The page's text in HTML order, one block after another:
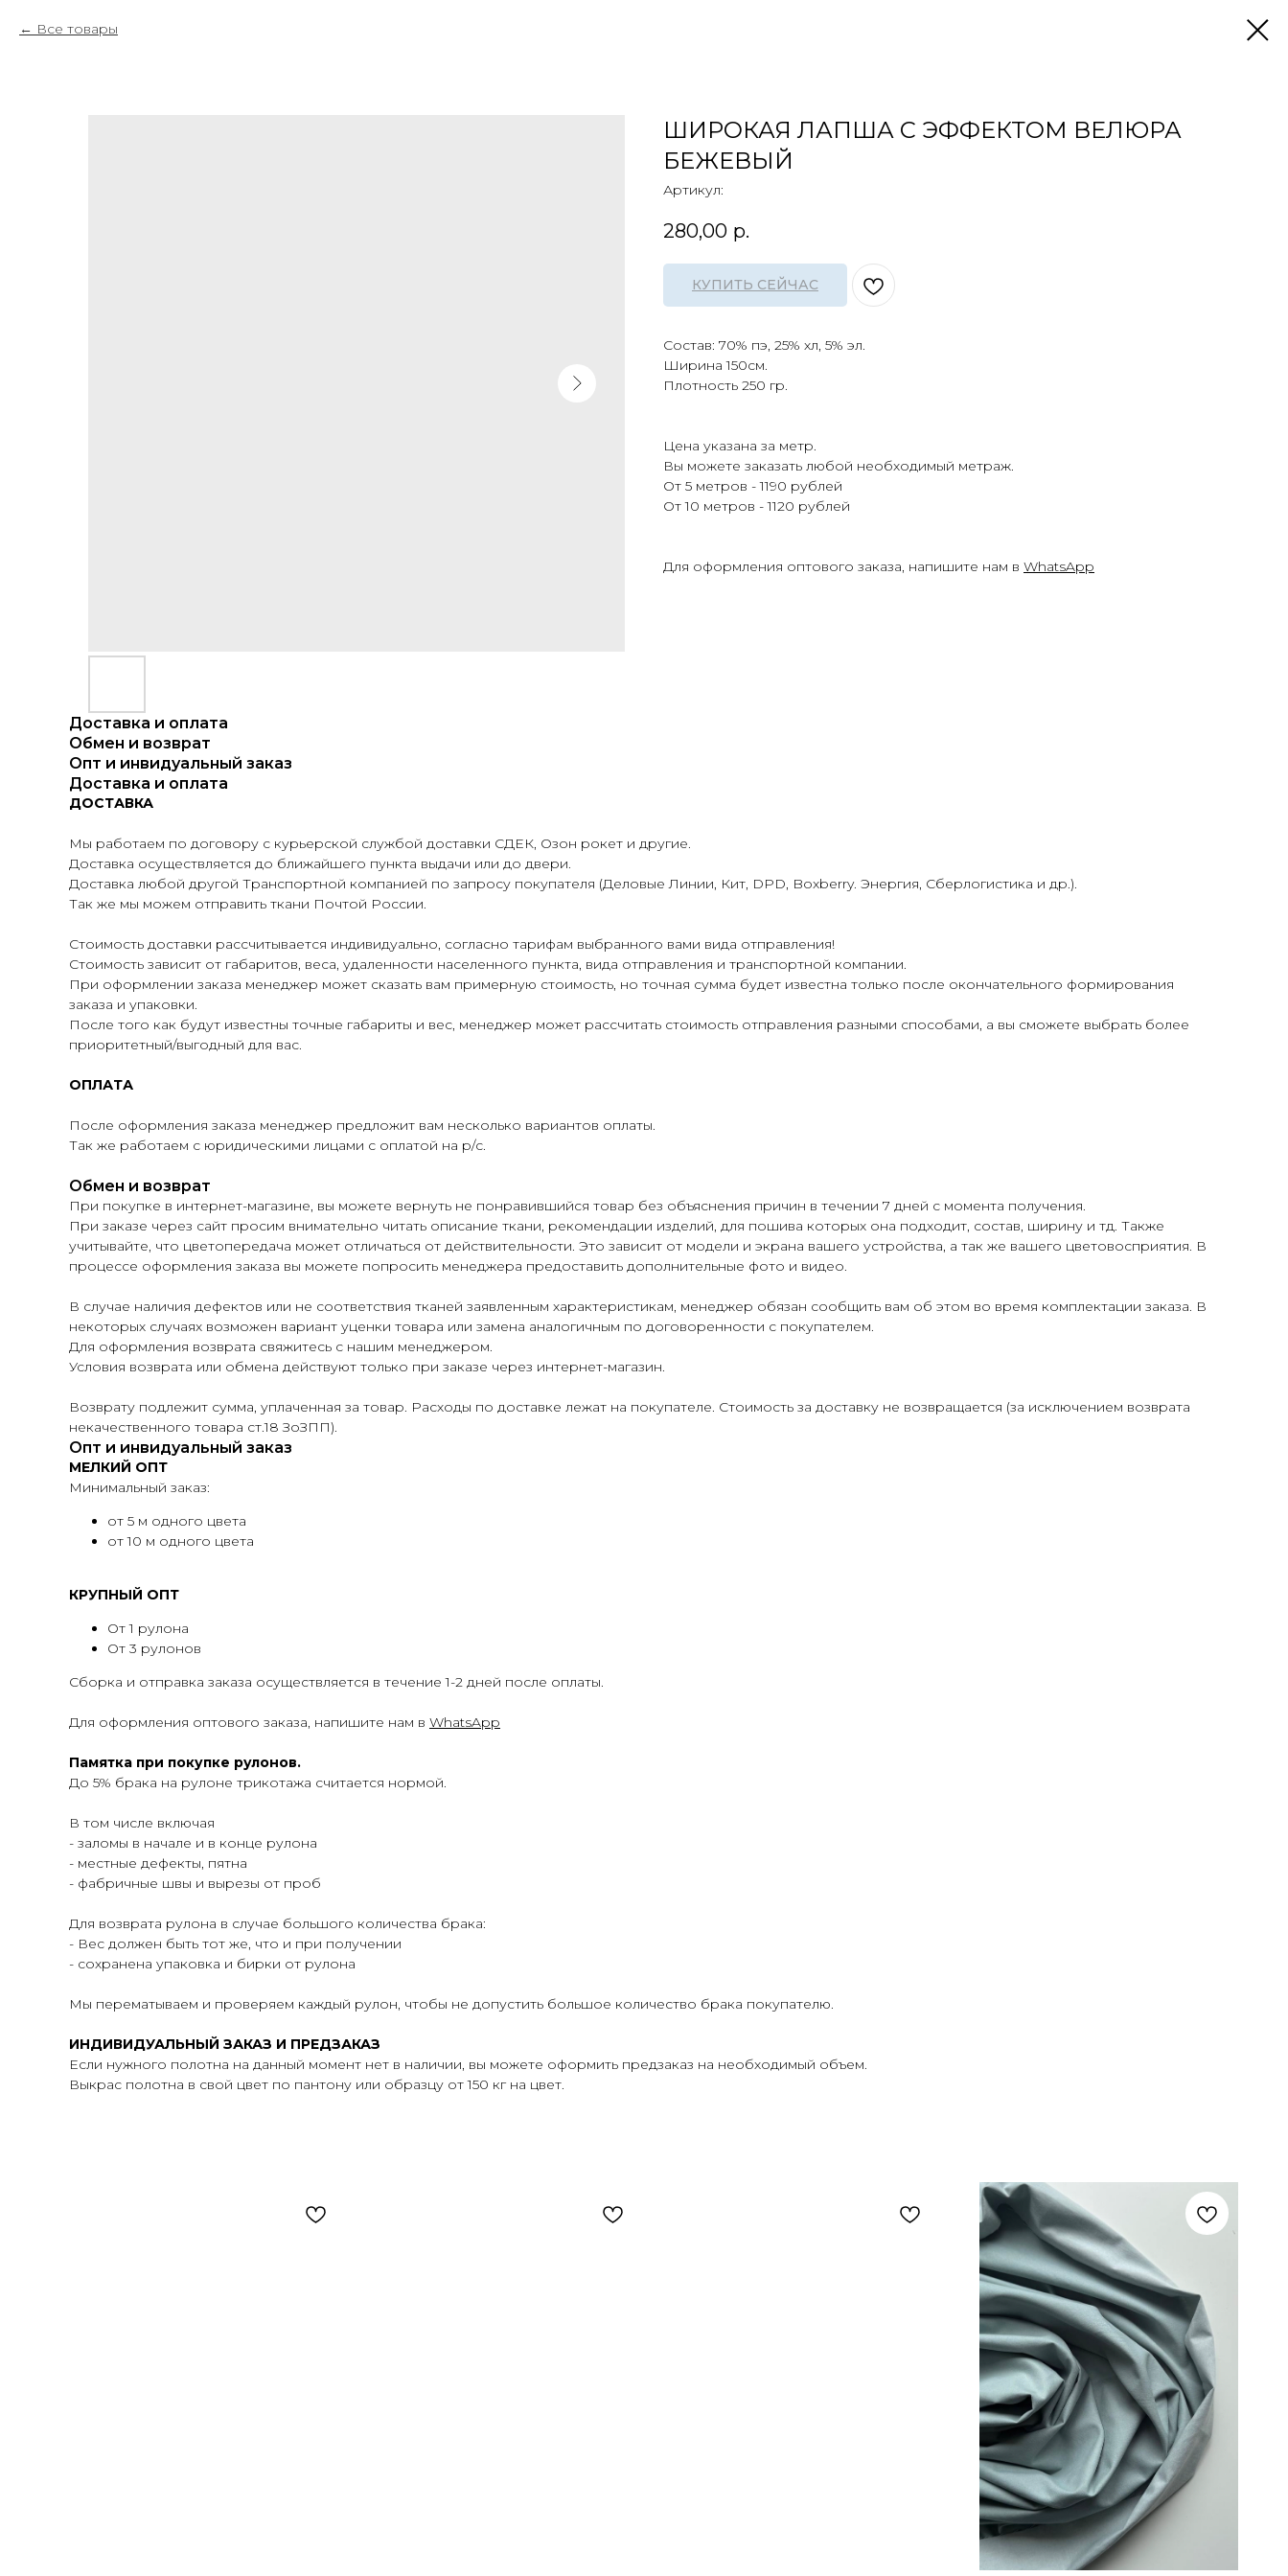
Все товары
ШИРОКАЯ ЛАПША С ЭФФЕКТОМ ВЕЛЮРА
БЕЖЕВЫЙ
Артикул:
280,00 р.
КУПИТЬ СЕЙЧАС
Состав: 70% пэ, 25% хл, 5% эл.
Ширина 150см.
Плотность 250 гр.
Цена указана за метр.
Вы можете заказать любой необходимый метраж.
От 5 метров - 1190 рублей
От 10 метров - 1120 рублей
Для оформления оптового заказа, напишите нам в WhatsApp
Доставка и оплата
Обмен и возврат
Опт и инвидуальный заказ
Доставка и оплата
ДОСТАВКА
Мы работаем по договору с курьерской службой доставки СДЕК, Озон рокет и другие.
Доставка осуществляется до ближайшего пункта выдачи или до двери.
Доставка любой другой Транспортной компанией по запросу покупателя (Деловые Линии, Кит, DPD, Boxberry. Энергия, Сберлогистика и др.).
Так же мы можем отправить ткани Почтой России.
Стоимость доставки рассчитывается индивидуально, согласно тарифам выбранного вами вида отправления!
Стоимость зависит от габаритов, веса, удаленности населенного пункта, вида отправления и транспортной компании.
При оформлении заказа менеджер может сказать вам примерную стоимость, но точная сумма будет известна только после окончательного формирования
заказа и упаковки.
После того как будут известны точные габариты и вес, менеджер может рассчитать стоимость отправления разными способами, а вы сможете выбрать более
приоритетный/выгодный для вас.
ОПЛАТА
После оформления заказа менеджер предложит вам несколько вариантов оплаты.
Так же работаем с юридическими лицами с оплатой на р/с.
Обмен и возврат
При покупке в интернет-магазине, вы можете вернуть не понравившийся товар без объяснения причин в течении 7 дней с момента получения.
При заказе через сайт просим внимательно читать описание ткани, рекомендации изделий, для пошива которых она подходит, состав, ширину и тд. Также
учитывайте, что цветопередача может отличаться от действительности. Это зависит от модели и экрана вашего устройства, а так же вашего цветовосприятия. В
процессе оформления заказа вы можете попросить менеджера предоставить дополнительные фото и видео.
В случае наличия дефектов или не соответствия тканей заявленным характеристикам, менеджер обязан сообщить вам об этом во время комплектации заказа. В
некоторых случаях возможен вариант уценки товара или замена аналогичным по договоренности с покупателем.
Для оформления возврата свяжитесь с нашим менеджером.
Условия возврата или обмена действуют только при заказе через интернет-магазин.
Возврату подлежит сумма, уплаченная за товар. Расходы по доставке лежат на покупателе. Стоимость за доставку не возвращается (за исключением возврата
некачественного товара ст.18 ЗоЗПП).
Опт и инвидуальный заказ
МЕЛКИЙ ОПТ
Минимальный заказ:
от 5 м одного цвета
от 10 м одного цвета
КРУПНЫЙ ОПТ
От 1 рулона
От 3 рулонов
Сборка и отправка заказа осуществляется в течение 1-2 дней после оплаты.
Для оформления оптового заказа, напишите нам в WhatsApp
Памятка при покупке рулонов.
До 5% брака на рулоне трикотажа считается нормой.
В том числе включая
- заломы в начале и в конце рулона
- местные дефекты, пятна
- фабричные швы и вырезы от проб
Для возврата рулона в случае большого количества брака:
- Вес должен быть тот же, что и при получении
- сохранена упаковка и бирки от рулона
Мы перематываем и проверяем каждый рулон, чтобы не допустить большое количество брака покупателю.
ИНДИВИДУАЛЬНЫЙ ЗАКАЗ И ПРЕДЗАКАЗ
Если нужного полотна на данный момент нет в наличии, вы можете оформить предзаказ на необходимый объем.
Выкрас полотна в свой цвет по пантону или образцу от 150 кг на цвет.